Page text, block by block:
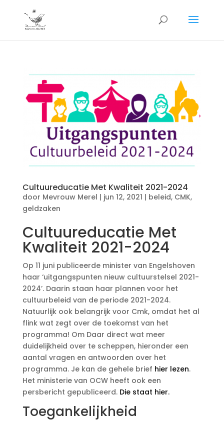
Cultuureducatie Met Kwaliteit 2021-2024
door Mevrouw Merel | jun 12, 2021 | beleid, CMK,
geldzaken
Cultuureducatie Met
Kwaliteit 2021-2024
Op 11 juni publiceerde minister van Engelshoven
haar ‘uitgangspunten nieuw cultuurstelsel 2021-
2024’. Daarin staan haar plannen voor het
cultuurbeleid van de periode 2021-2024.
Natuurlijk ook belangrijk voor Cmk, omdat het al
flink wat zegt over de toekomst van het
programma! Om Daar direct wat meer
duidelijkheid over te scheppen, hieronder een
aantal vragen en antwoorden over het
programma. Je kan de gehele brief hier lezen.
Het ministerie van OCW heeft ook een
persbericht gepubliceerd. Die staat hier.
Toegankelijkheid